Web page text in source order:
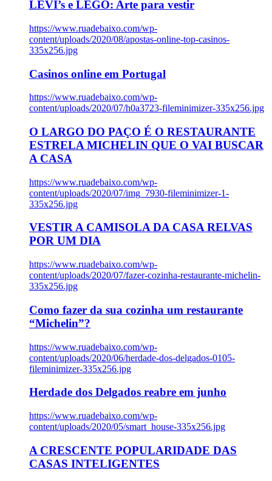
LEVI’s e LEGO: Arte para vestir
https://www.ruadebaixo.com/wp-
content/uploads/2020/08/apostas-online-top-casinos-
335x256.jpg
Casinos online em Portugal
https://www.ruadebaixo.com/wp-
content/uploads/2020/07/h0a3723-fileminimizer-335x256.jpg
O LARGO DO PAÇO É O RESTAURANTE
ESTRELA MICHELIN QUE O VAI BUSCAR
A CASA
https://www.ruadebaixo.com/wp-
content/uploads/2020/07/img_7930-fileminimizer-1-
335x256.jpg
VESTIR A CAMISOLA DA CASA RELVAS
POR UM DIA
https://www.ruadebaixo.com/wp-
content/uploads/2020/07/fazer-cozinha-restaurante-michelin-
335x256.jpg
Como fazer da sua cozinha um restaurante
“Michelin”?
https://www.ruadebaixo.com/wp-
content/uploads/2020/06/herdade-dos-delgados-0105-
fileminimizer-335x256.jpg
Herdade dos Delgados reabre em junho
https://www.ruadebaixo.com/wp-
content/uploads/2020/05/smart_house-335x256.jpg
A CRESCENTE POPULARIDADE DAS
CASAS INTELIGENTES